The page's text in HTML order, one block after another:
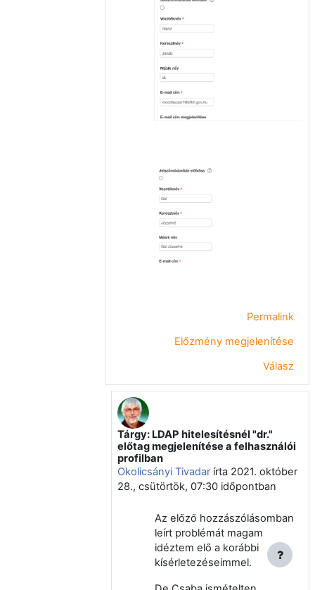
Permalink
Előzmény megjelenítése
Válasz
Válasz erre: Okolicsányi Tivadar
Tárgy: LDAP hitelesítésnél "dr."
előtag megjelenítése a felhasználói
profilban
Okolicsányi Tivadarírta 2021. október
28., csütörtök, 07:30időpontban
Az előző hozzászólásomban
leírt problémát magam
idéztem elő a korábbi
kísérletezéseimmel.